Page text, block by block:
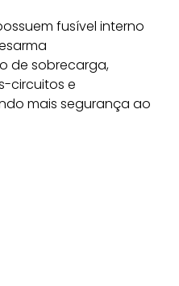
fusível interno
de sobrecarga,
circuitos e
mais segurança ao